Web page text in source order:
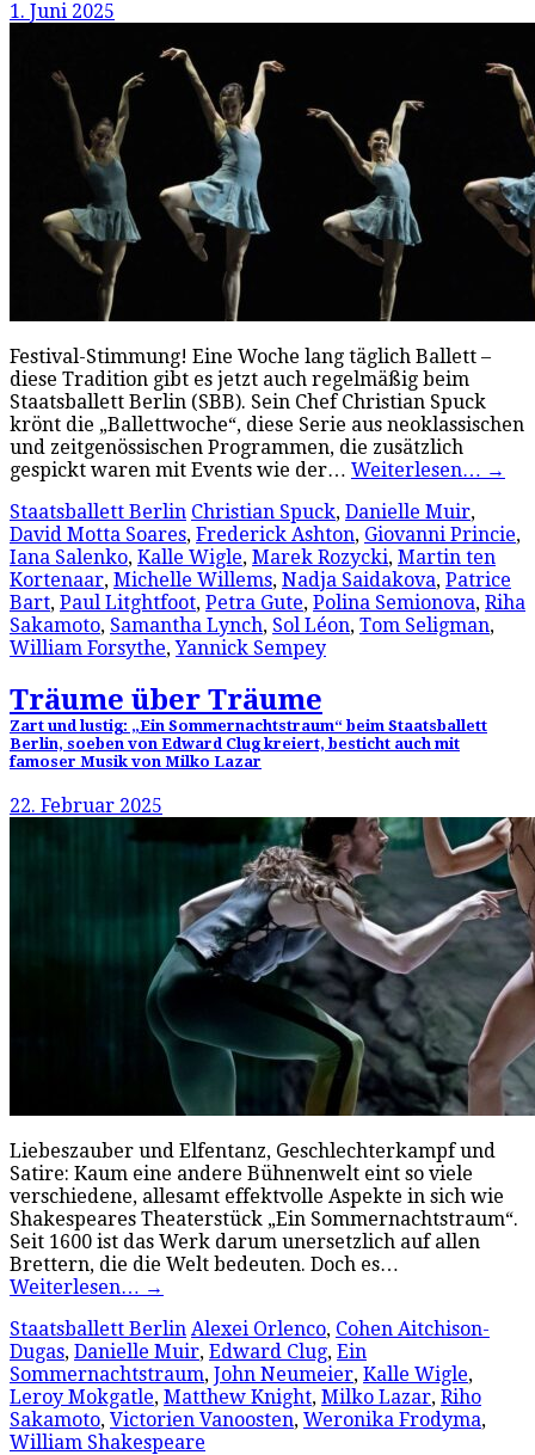
1. Juni 2025
Festival-Stimmung! Eine Woche lang täglich Ballett –
diese Tradition gibt es jetzt auch regelmäßig beim
Staatsballett Berlin (SBB). Sein Chef Christian Spuck
krönt die „Ballettwoche“, diese Serie aus neoklassischen
und zeitgenössischen Programmen, die zusätzlich
gespickt waren mit Events wie der… Weiterlesen… →
Staatsballett Berlin Christian Spuck, Danielle Muir,
David Motta Soares, Frederick Ashton, Giovanni Princie,
Iana Salenko, Kalle Wigle, Marek Rozycki, Martin ten
Kortenaar, Michelle Willems, Nadja Saidakova, Patrice
Bart, Paul Litghtfoot, Petra Gute, Polina Semionova, Riha
Sakamoto, Samantha Lynch, Sol Léon, Tom Seligman,
William Forsythe,Yannick Sempey
Träume über Träume
Zart und lustig: „Ein Sommernachtstraum“ beim Staatsballett
Berlin, soeben von Edward Clug kreiert, besticht auch mit
famoser Musik von Milko Lazar
22. Februar 2025
Liebeszauber und Elfentanz, Geschlechterkampf und
Satire: Kaum eine andere Bühnenwelt eint so viele
verschiedene, allesamt effektvolle Aspekte in sich wie
Shakespeares Theaterstück „Ein Sommernachtstraum“.
Seit 1600 ist das Werk darum unersetzlich auf allen
Brettern, die die Welt bedeuten. Doch es…
Weiterlesen… →
Staatsballett Berlin Alexei Orlenco, Cohen Aitchison-
Dugas, Danielle Muir, Edward Clug, Ein
Sommernachtstraum, John Neumeier, Kalle Wigle,
Leroy Mokgatle, Matthew Knight, Milko Lazar, Riho
Sakamoto, Victorien Vanoosten, Weronika Frodyma,
William Shakespeare